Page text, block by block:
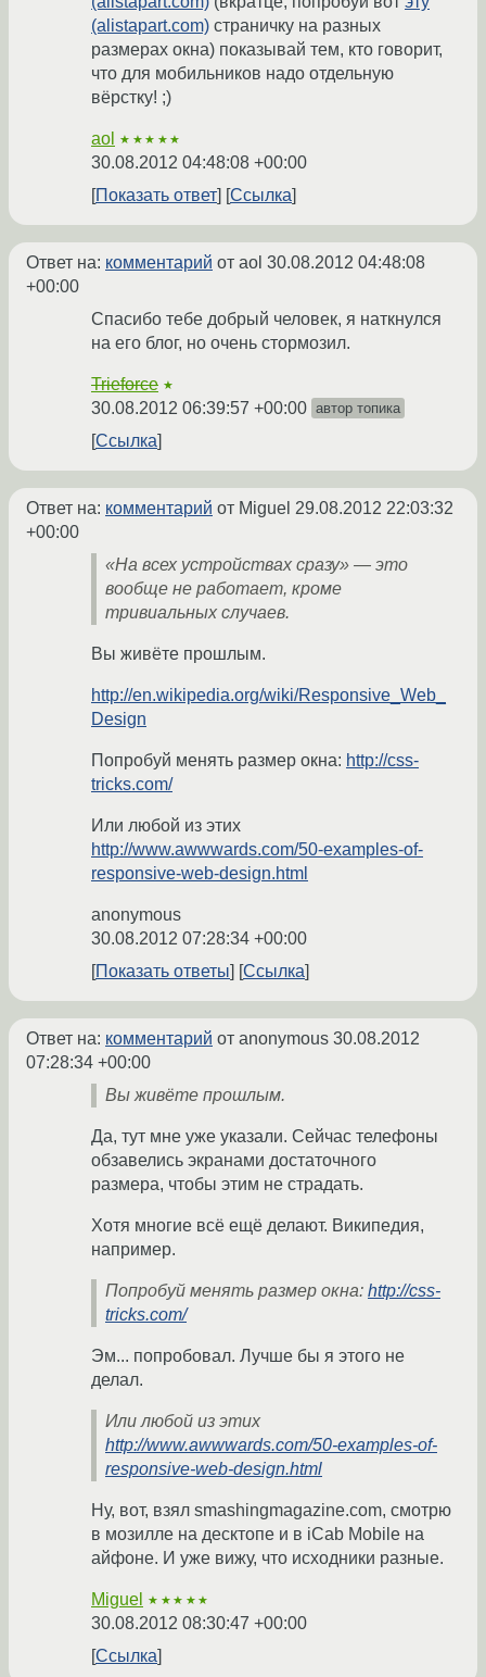
(alistapart.com) страничку на разных
размерах окна) показывай тем, кто говорит,
что для мобильников надо отдельную
вёрстку! ;)
aol ★★★★★
30.08.2012 04:48:08 +00:00
Показать ответ
Ссылка
Ответ на: комментарий от aol 30.08.2012 04:48:08
+00:00
Спасибо тебе добрый человек, я наткнулся
на его блог, но очень стормозил.
Trieforce ★
30.08.2012 06:39:57 +00:00 автор топика
Ссылка
Ответ на: комментарий от Miguel 29.08.2012 22:03:32
+00:00
«На всех устройствах сразу» — это
вообще не работает, кроме
тривиальных случаев.
Вы живёте прошлым.
http://en.wikipedia.org/wiki/Responsive_Web_
Design
Попробуй менять размер окна: http://css-
tricks.com/
Или любой из этих
http://www.awwwards.com/50-examples-of-
responsive-web-design.html
anonymous
30.08.2012 07:28:34 +00:00
Показать ответы
Ссылка
Ответ на: комментарий от anonymous 30.08.2012
07:28:34 +00:00
Вы живёте прошлым.
Да, тут мне уже указали. Сейчас телефоны
обзавелись экранами достаточного
размера, чтобы этим не страдать.
Хотя многие всё ещё делают. Википедия,
например.
Попробуй менять размер окна: http://css-
tricks.com/
Эм... попробовал. Лучше бы я этого не
делал.
Или любой из этих
http://www.awwwards.com/50-examples-of-
responsive-web-design.html
Ну, вот, взял smashingmagazine.com, смотрю
в мозилле на десктопе и в iCab Mobile на
айфоне. И уже вижу, что исходники разные.
Miguel ★★★★★
30.08.2012 08:30:47 +00:00
Ссылка